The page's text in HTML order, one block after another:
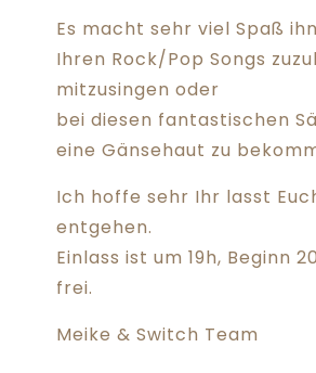
Es macht sehr viel Spaß
Ihren Rock/Pop Songs
mitzusingen oder
bei diesen fantastischen
eine Gänsehaut zu
Ich hoffe sehr Ihr lasst
entgehen.
Einlass ist um 19h, Beginn
frei.
Meike & Switch Team